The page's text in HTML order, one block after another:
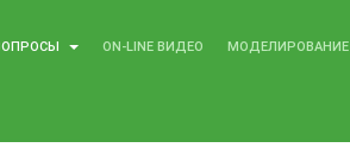
ON-LINE ВИДЕО МОДЕЛИРОВАНИЕ